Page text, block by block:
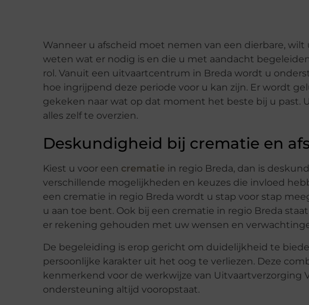
Wanneer u afscheid moet nemen van een dierbare,
weten wat er nodig is en die u met aandacht
rol. Vanuit een uitvaartcentrum in Breda wordt u
hoe ingrijpend deze periode voor u kan zijn. Er wordt
gekeken naar wat op dat moment het beste bij u past.
alles zelf te overzien.
Deskundigheid bij crematie en
Kiest u voor een crematie in regio Breda, dan is
verschillende mogelijkheden en keuzes die invloed
een crematie in regio Breda wordt u stap voor stap
u aan toe bent. Ook bij een crematie in regio Breda
er rekening gehouden met uw wensen en
De begeleiding is erop gericht om duidelijkheid te
persoonlijke karakter uit het oog te verliezen. Deze
kenmerkend voor de werkwijze van Uitvaartverzorging
ondersteuning altijd vooropstaat.